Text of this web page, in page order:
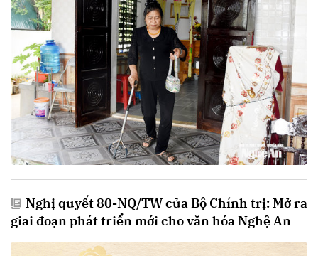
Nghị quyết 80-NQ/TW của Bộ Chính trị: Mở ra
giai đoạn phát triển mới cho văn hóa Nghệ An